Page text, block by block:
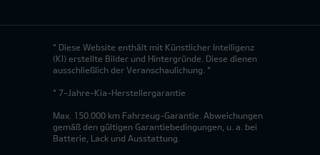
* Diese Website enthält mit Künstlicher Intelligenz
(KI) erstellte Bilder und Hintergründe. Diese dienen
ausschließlich der Veranschaulichung. *
* 7-Jahre-Kia-Herstellergarantie
Max. 150.000 km Fahrzeug-Garantie. Abweichungen
gemäß den gültigen Garantiebedingungen, u. a. bei
Batterie, Lack und Ausstattung.